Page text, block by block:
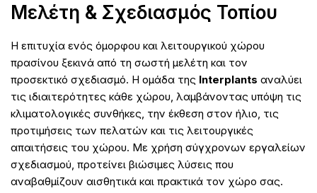
Μελέτη & Σχεδιασμός Τοπίου
Η επιτυχία ενός όμορφου και λειτουργικού χώρου
πρασίνου ξεκινά από τη σωστή μελέτη και τον
προσεκτικό σχεδιασμό. Η ομάδα της Interplants αναλύει
τις ιδιαιτερότητες κάθε χώρου, λαμβάνοντας υπόψη τις
κλιματολογικές συνθήκες, την έκθεση στον ήλιο, τις
προτιμήσεις των πελατών και τις λειτουργικές
απαιτήσεις του χώρου. Με χρήση σύγχρονων εργαλείων
σχεδιασμού, προτείνει βιώσιμες λύσεις που
αναβαθμίζουν αισθητικά και πρακτικά τον χώρο σας.